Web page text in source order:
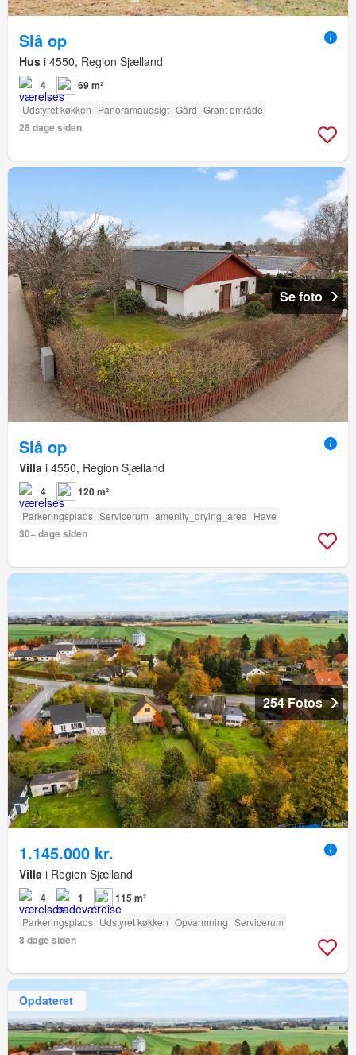
Slå op
Hus i 4550, Region Sjælland
4 69 m²
Udstyret køkken Panoramaudsigt Gård Grønt område
28 dage siden
Se foto
Slå op
Villa i 4550, Region Sjælland
4 120 m²
Parkeringsplads Servicerum amenity_drying_area Have
30+ dage siden
254 Fotos
1.145.000 kr.
Villa i Region Sjælland
4 1 115 m²
Parkeringsplads Udstyret køkken Opvarmning Servicerum
3 dage siden
Opdateret